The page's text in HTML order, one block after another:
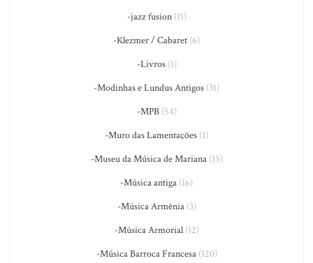
-jazz fusion(11)
-Klezmer / Cabaret (6)
-Livros(1)
-Modinhas e Lundus Antigos (31)
-MPB(54)
-Muro das Lamentações (1)
-Museu da Música de Mariana(15)
-Música antiga (16)
-Música Armênia(3)
-Música Armorial(12)
-Música Barroca Francesa(120)